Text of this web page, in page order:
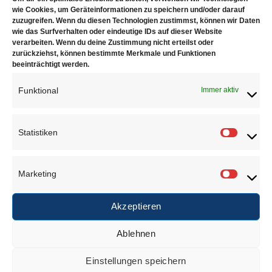
wie Cookies, um Geräteinformationen zu speichern und/oder darauf
zuzugreifen. Wenn du diesen Technologien zustimmst, können wir Daten
wie das Surfverhalten oder eindeutige IDs auf dieser Website
verarbeiten. Wenn du deine Zustimmung nicht erteilst oder
zurückziehst, können bestimmte Merkmale und Funktionen
beeinträchtigt werden.
Funktional Immer aktiv
Statistiken
Marketing
Akzeptieren
Ablehnen
Einstellungen speichern
Durston Armreifenweitenänderungsmaschine mit 12
Matritzen
Mit diesem einfach zu bedienenden Armreif-Stretcher
können Sie ihn mit ein paar Zügen am Griff vergrößern.
Nichtedelmetalle, die Sechs-Spline-Matrizen
ovale Matrizen, die Ihnen eine große Auswahl an
gewährleisten.
gebohrt, damit er einfach auf Ihrer Arbeitsfläche